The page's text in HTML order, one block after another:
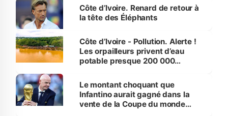
Côte d’Ivoire. Renard de retour à
la tête des Éléphants
Côte d’Ivoire - Pollution. Alerte !
Les orpailleurs privent d’eau
potable presque 200 000
Le montant choquant que
Infantino aurait gagné dans la
vente de la Coupe du monde